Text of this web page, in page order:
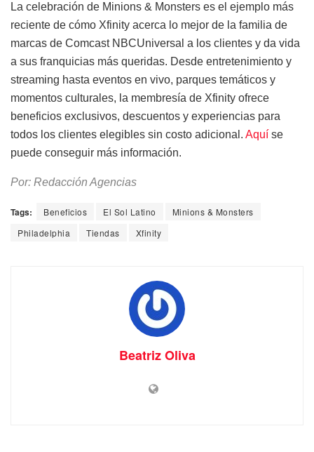
La celebración de Minions & Monsters es el ejemplo más
reciente de cómo Xfinity acerca lo mejor de la familia de
marcas de Comcast NBCUniversal a los clientes y da vida
a sus franquicias más queridas. Desde entretenimiento y
streaming hasta eventos en vivo, parques temáticos y
momentos culturales, la membresía de Xfinity ofrece
beneficios exclusivos, descuentos y experiencias para
todos los clientes elegibles sin costo adicional. Aquí se
puede conseguir más información.
Por: Redacción Agencias
Tags: Beneficios El Sol Latino
Minions & Monsters
Philadelphia
Tiendas Xfinity
Beatriz Oliva